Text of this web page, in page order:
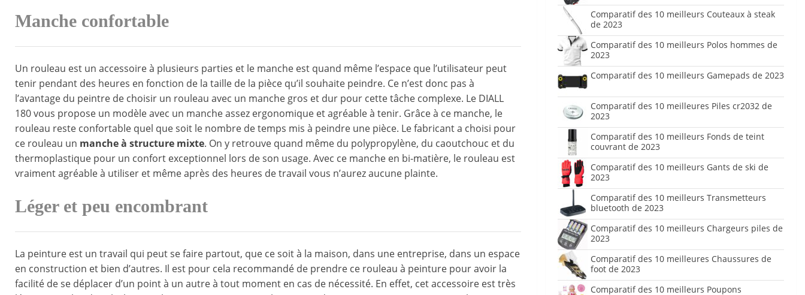
Manche confortable
Un rouleau est un accessoire à plusieurs parties et le manche est quand même l’espace que l’utilisateur peut
tenir pendant des heures en fonction de la taille de la pièce qu’il souhaite peindre. Ce n’est donc pas à
l’avantage du peintre de choisir un rouleau avec un manche gros et dur pour cette tâche complexe. Le DIALL
180 vous propose un modèle avec un manche assez ergonomique et agréable à tenir. Grâce à ce manche, le
rouleau reste confortable quel que soit le nombre de temps mis à peindre une pièce. Le fabricant a choisi pour
ce rouleau un manche à structure mixte. On y retrouve quand même du polypropylène, du caoutchouc et du
thermoplastique pour un confort exceptionnel lors de son usage. Avec ce manche en bi-matière, le rouleau est
vraiment agréable à utiliser et même après des heures de travail vous n’aurez aucune plainte.
Léger et peu encombrant
La peinture est un travail qui peut se faire partout, que ce soit à la maison, dans une entreprise, dans un espace
en construction et bien d’autres. Il est pour cela recommandé de prendre ce rouleau à peinture pour avoir la
facilité de se déplacer d’un point à un autre à tout moment en cas de nécessité. En effet, cet accessoire est très
Comparatif des 10 meilleurs Couteaux à steak
de 2023
Comparatif des 10 meilleurs Polos hommes de
2023
Comparatif des 10 meilleurs Gamepads de 2023
Comparatif des 10 meilleures Piles cr2032 de
2023
Comparatif des 10 meilleurs Fonds de teint
couvrant de 2023
Comparatif des 10 meilleurs Gants de ski de
2023
Comparatif des 10 meilleurs Transmetteurs
bluetooth de 2023
Comparatif des 10 meilleurs Chargeurs piles de
2023
Comparatif des 10 meilleures Chaussures de
foot de 2023
Comparatif des 10 meilleurs Poupons